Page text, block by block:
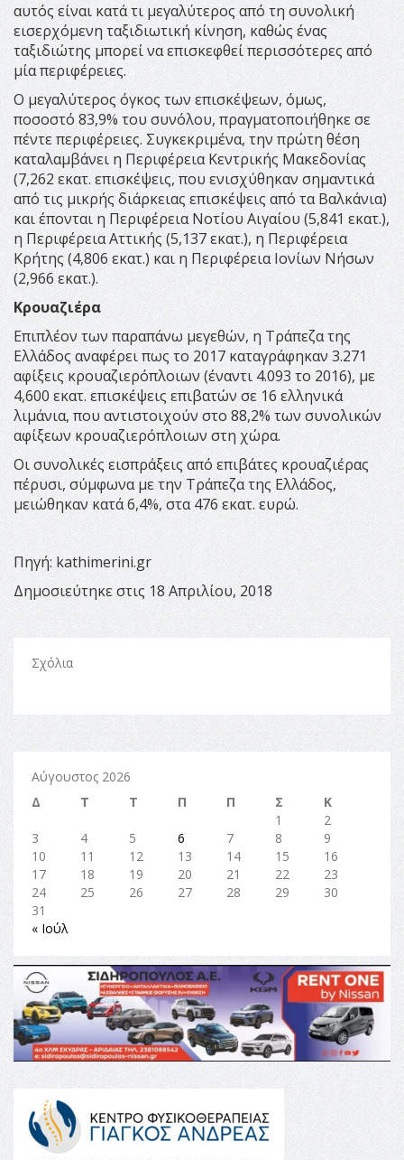
αυτός είναι κατά τι μεγαλύτερος από τη συνολική
εισερχόμενη ταξιδιωτική κίνηση, καθώς ένας
ταξιδιώτης μπορεί να επισκεφθεί περισσότερες από
μία περιφέρειες.
Ο μεγαλύτερος όγκος των επισκέψεων, όμως,
ποσοστό 83,9% του συνόλου, πραγματοποιήθηκε σε
πέντε περιφέρειες. Συγκεκριμένα, την πρώτη θέση
καταλαμβάνει η Περιφέρεια Κεντρικής Μακεδονίας
(7,262 εκατ. επισκέψεις, που ενισχύθηκαν σημαντικά
από τις μικρής διάρκειας επισκέψεις από τα Βαλκάνια)
και έπονται η Περιφέρεια Νοτίου Αιγαίου (5,841 εκατ.),
η Περιφέρεια Αττικής (5,137 εκατ.), η Περιφέρεια
Κρήτης (4,806 εκατ.) και η Περιφέρεια Ιονίων Νήσων
(2,966 εκατ.).
Κρουαζιέρα
Επιπλέον των παραπάνω μεγεθών, η Τράπεζα της
Ελλάδος αναφέρει πως το 2017 καταγράφηκαν 3.271
αφίξεις κρουαζιερόπλοιων (έναντι 4.093 το 2016), με
4,600 εκατ. επισκέψεις επιβατών σε 16 ελληνικά
λιμάνια, που αντιστοιχούν στο 88,2% των συνολικών
αφίξεων κρουαζιερόπλοιων στη χώρα.
Οι συνολικές εισπράξεις από επιβάτες κρουαζιέρας
πέρυσι, σύμφωνα με την Τράπεζα της Ελλάδος,
μειώθηκαν κατά 6,4%, στα 476 εκατ. ευρώ.
Πηγή: kathimerini.gr
Δημοσιεύτηκε στις 18 Απριλίου, 2018
Σχόλια
Αύγουστος 2026
Δ
Τ Τ Π Π Σ
Κ
1
2
3
4 5 6 7 8
9
10
11 12 13 14 15
16
17
18 19 20 21 22
23
24
25 26 27 28 29
30
31
« Ιούλ